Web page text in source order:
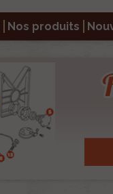
Nos produits